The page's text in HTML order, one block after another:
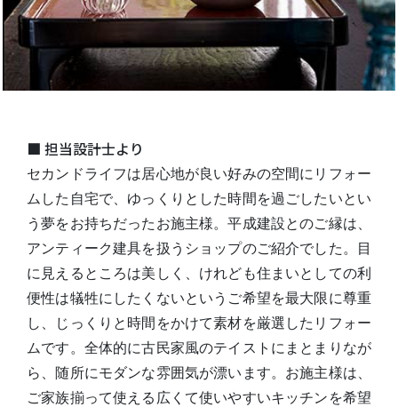
■ 担当設計士より
セカンドライフは居心地が良い好みの空間にリフォー
ムした自宅で、ゆっくりとした時間を過ごしたいとい
う夢をお持ちだったお施主様。平成建設とのご縁は、
アンティーク建具を扱うショップのご紹介でした。目
に見えるところは美しく、けれども住まいとしての利
便性は犠牲にしたくないというご希望を最大限に尊重
し、じっくりと時間をかけて素材を厳選したリフォー
ムです。全体的に古民家風のテイストにまとまりなが
ら、随所にモダンな雰囲気が漂います。お施主様は、
ご家族揃って使える広くて使いやすいキッチンを希望